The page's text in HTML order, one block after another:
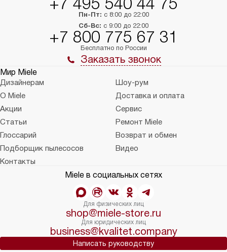
Пн-Пт: с 8:00 до 22:00
Сб-Вс: с 9:00 до 22:00
+7 800 775 67 31
Бесплатно по России
Заказать звонок
Мир Miele
Дизайнерам
Шоу-рум
О Miele
Доставка и оплата
Акции
Сервис
Статьи
Ремонт Miele
Глоссарий
Возврат и обмен
Подборщик пылесосов
Видео
Контакты
Miele в социальных сетях
Для физических лиц
shop@miele-store.ru
Для юридических лиц
business@kvalitet.company
Написать руководству